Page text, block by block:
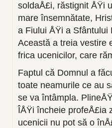
soldaÅ£i, răstignit ÅŸi
mare însemnătate,
a Fiului ÅŸi a Sfântului
Această a treia vestire
frica ucenicilor, care
Faptul că Domnul a
toate neamurile ce au
se va întâmpla.
ÎÅŸi încheie profeÅ£ia
ucenicii nu pot să o